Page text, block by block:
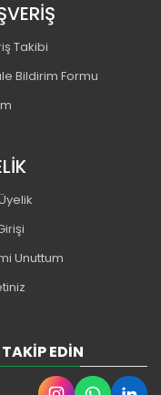
Takibi
Bildirim Formu
Unuttum
EDIN